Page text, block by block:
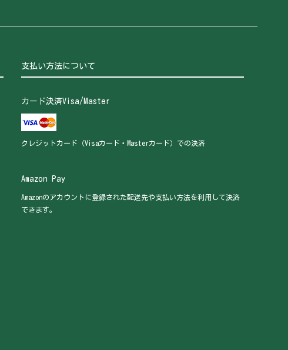
支払い方法について
カード決済Visa/Master
クレジットカード（Visaカード・Masterカード）での決済
Amazon Pay
Amazonのアカウントに登録された配送先や支払い方法を利用して決済
できます。